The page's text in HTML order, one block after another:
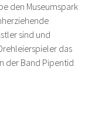
den Museumspark
sind und
das
der Band Pipentid